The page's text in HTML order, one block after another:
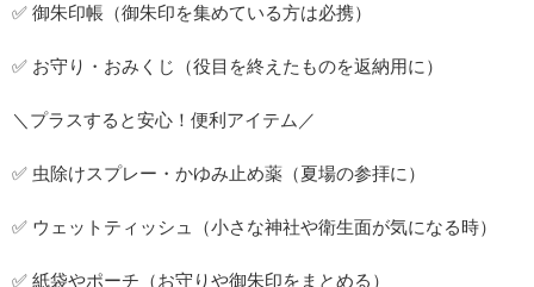
✅ 御朱印帳（御朱印を集めている方は必携）
✅ お守り・おみくじ（役目を終えたものを返納用に）
＼プラスすると安心！便利アイテム／
✅ 虫除けスプレー・かゆみ止め薬（夏場の参拝に）
✅ ウェットティッシュ（小さな神社や衛生面が気になる時）
✅ 紙袋やポーチ（お守りや御朱印をまとめる）